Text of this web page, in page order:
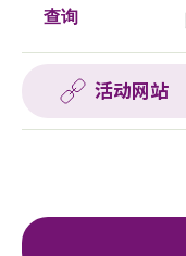
查询
活动网站